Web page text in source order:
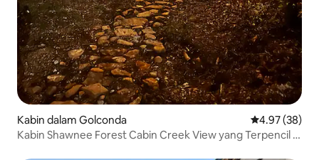
Kabin dalam Golconda Penarafan
4.97 (38)
Kabin Shawnee Forest Cabin Creek View yang Terpencil |